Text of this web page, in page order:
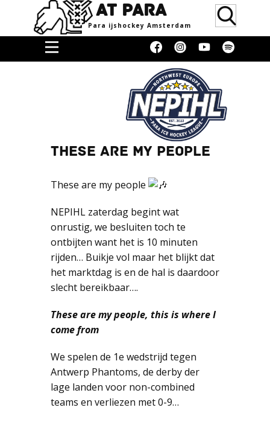
AT PARA
Para ijsho​ckey Amsterdam
Home
Doneren
Media &
Erkenning
Supporters
Over
Blog
Contact
Donaties
THESE ARE MY PEOPLE
These are my people
NEPIHL zaterdag begint wat
onrustig, we besluiten toch te
ontbijten want het is 10 minuten
rijden… Buikje vol maar het blijkt dat
het marktdag is en de hal is daardoor
slecht bereikbaar….
These are my people, this is where I
come from
We spelen de 1e wedstrijd tegen
Antwerp Phantoms, de derby der
lage landen voor non-combined
teams en verliezen met 0-9…